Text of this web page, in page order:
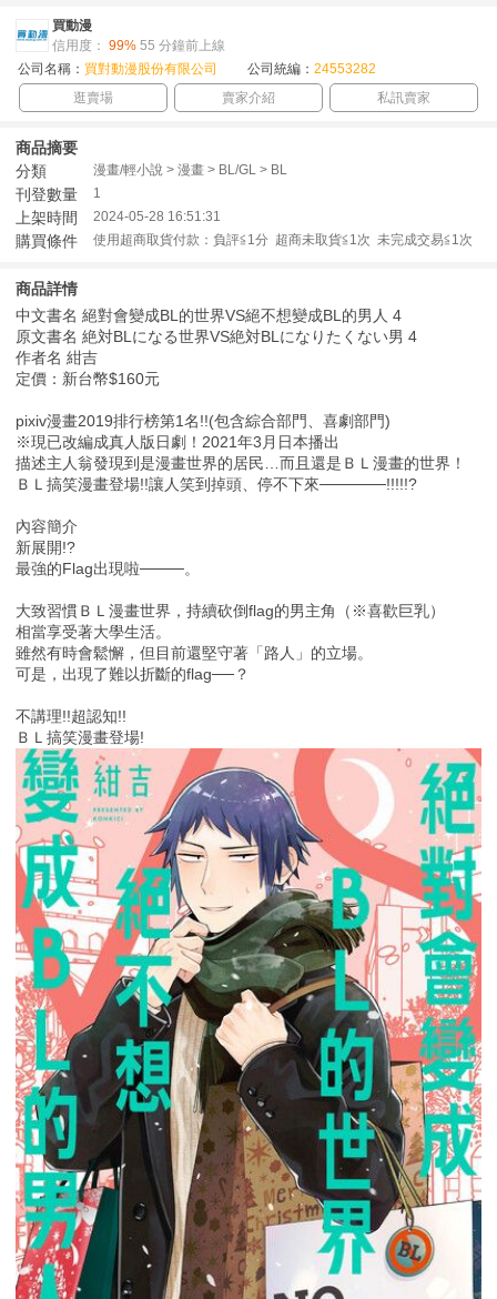
買動漫
信用度： 99% 55 分鐘前上線
公司名稱： 買對動漫股份有限公司 公司統編： 24553282
逛賣場
賣家介紹 私訊賣家
商品摘要
分類
漫畫/輕小說 > 漫畫 > BL/GL > BL
刊登數量 1
上架時間 2024-05-28 16:51:31
購買條件 使用超商取貨付款：負評≦1分 超商未取貨≦1次 未完成交易≦1次
商品詳情
中文書名 絕對會變成BL的世界VS絕不想變成BL的男人 4
原文書名 絶対BLになる世界VS絶対BLになりたくない男 4
作者名 紺吉
定價：新台幣$160元
pixiv漫畫2019排行榜第1名!!(包含綜合部門、喜劇部門)
※現已改編成真人版日劇！2021年3月日本播出
描述主人翁發現到是漫畫世界的居民…而且還是ＢＬ漫畫的世界！
ＢＬ搞笑漫畫登場!!讓人笑到掉頭、停不下來──────!!!!!?
內容簡介
新展開!?
最強的Flag出現啦────。
大致習慣ＢＬ漫畫世界，持續砍倒flag的男主角（※喜歡巨乳）
相當享受著大學生活。
雖然有時會鬆懈，但目前還堅守著「路人」的立場。
可是，出現了難以折斷的flag──？
不講理!!超認知!!
ＢＬ搞笑漫畫登場!